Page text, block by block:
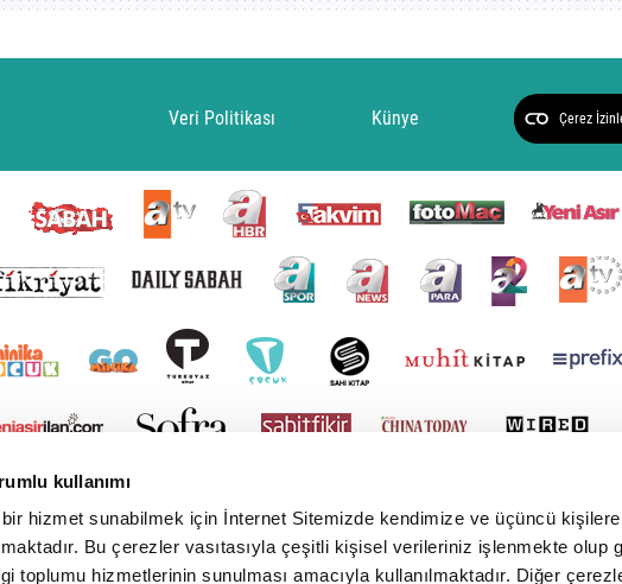
kullanımı
hizmet sunabilmek için İnternet Sitemizde kendimize ve üçüncü
Bu çerezler vasıtasıyla çeşitli kişisel verileriniz işlenmekte olup
toplumu hizmetlerinin sunulması amacıyla kullanılmaktadır. Diğer
Veri Politikası Künye Çerez